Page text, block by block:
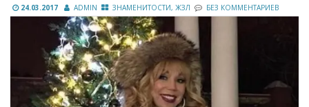
24.03.2017 ADMIN ЗНАМЕНИТОСТИ, ЖЗЛ БЕЗ КОММЕНТАРИЕВ